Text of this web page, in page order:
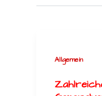
Allgemein